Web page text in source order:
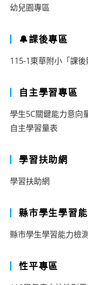
幼兒園專區
🔔課後專區
115-1東華附小「課
自主學習專區
學生5C關鍵能力意向
自主學習量表
學習扶助網
學習扶助網
縣市學生學習
縣市學生學習能力檢
性平專區